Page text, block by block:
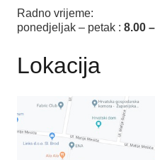
Radno vrijeme:
ponedjeljak – petak : 8.00
Lokacija